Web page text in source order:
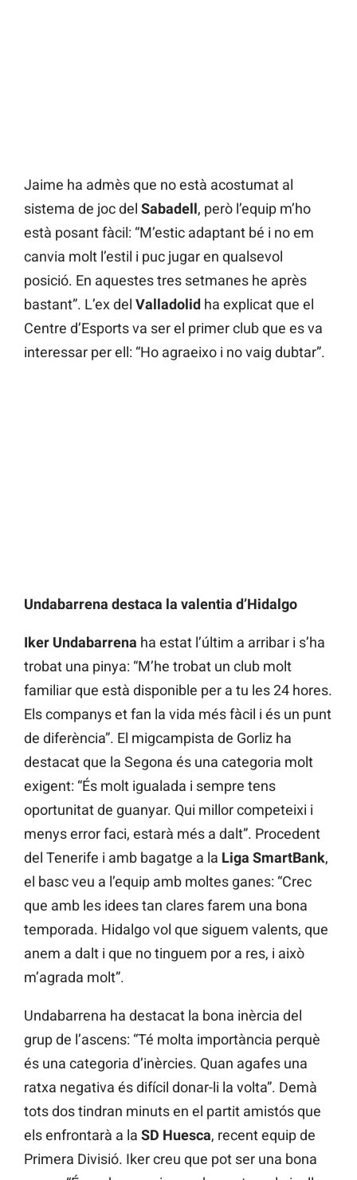
Jaime ha admès que no està acostumat al
sistema de joc del Sabadell, però l’equip m’ho
està posant fàcil: “M’estic adaptant bé i no em
canvia molt l’estil i puc jugar en qualsevol
posició. En aquestes tres setmanes he après
bastant”. L’ex del Valladolid ha explicat que el
Centre d’Esports va ser el primer club que es va
interessar per ell: “Ho agraeixo i no vaig dubtar”.
Undabarrena destaca la valentia d’Hidalgo
Iker Undabarrena ha estat l’últim a arribar i s’ha
trobat una pinya: “M’he trobat un club molt
familiar que està disponible per a tu les 24 hores.
Els companys et fan la vida més fàcil i és un punt
de diferència”. El migcampista de Gorliz ha
destacat que la Segona és una categoria molt
exigent: “És molt igualada i sempre tens
oportunitat de guanyar. Qui millor competeixi i
menys error faci, estarà més a dalt”. Procedent
del Tenerife i amb bagatge a la Liga SmartBank,
el basc veu a l’equip amb moltes ganes: “Crec
que amb les idees tan clares farem una bona
temporada. Hidalgo vol que siguem valents, que
anem a dalt i que no tinguem por a res, i això
m’agrada molt”.
Undabarrena ha destacat la bona inèrcia del
grup de l’ascens: “Té molta importància perquè
és una categoria d’inèrcies. Quan agafes una
ratxa negativa és difícil donar-li la volta”. Demà
tots dos tindran minuts en el partit amistós que
els enfrontarà a la SD Huesca, recent equip de
Primera Divisió. Iker creu que pot ser una bona